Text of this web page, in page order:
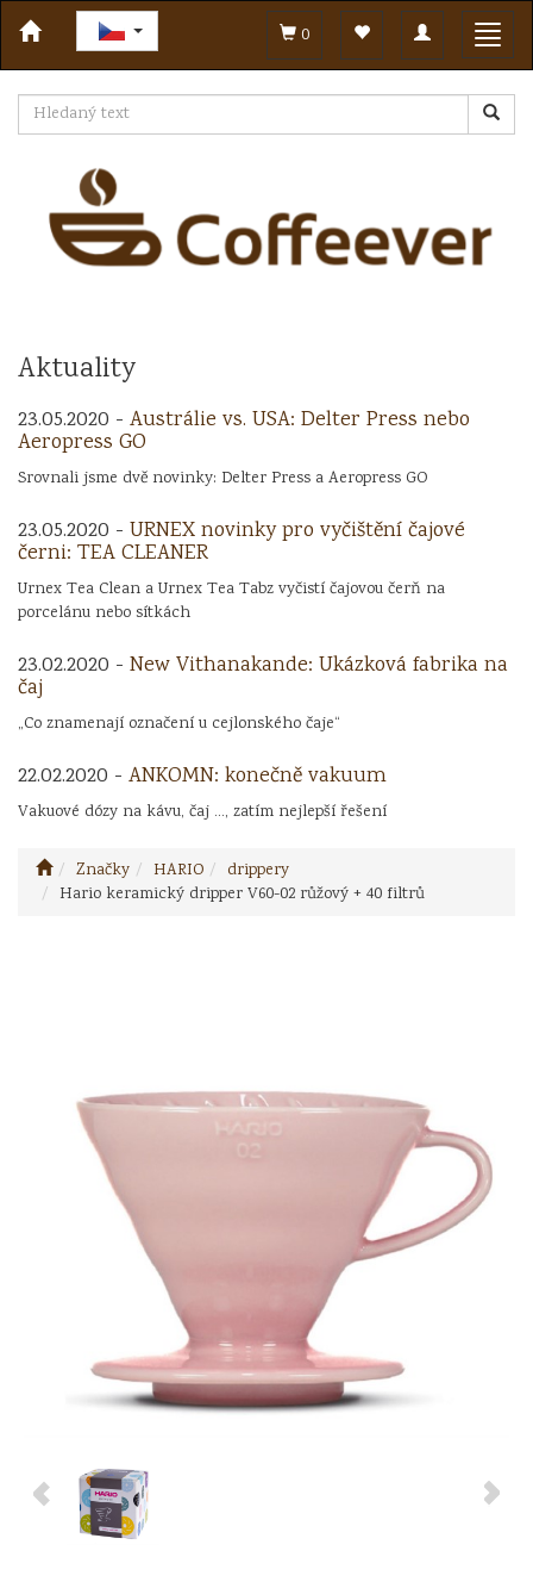
Toggle
navigation
0
Aktuality
23.05.2020 - Austrálie vs. USA: Delter Press nebo
Aeropress GO
Srovnali jsme dvě novinky: Delter Press a Aeropress GO
23.05.2020 - URNEX novinky pro vyčištění čajové
černi: TEA CLEANER
Urnex Tea Clean a Urnex Tea Tabz vyčistí čajovou čerň na
porcelánu nebo sítkách
23.02.2020 - New Vithanakande: Ukázková fabrika na
čaj
„Co znamenají označení u cejlonského čaje“
22.02.2020 - ANKOMN: konečně vakuum
Vakuové dózy na kávu, čaj ..., zatím nejlepší řešení
Značky HARIO
drippery
Hario keramický dripper V60-02 růžový + 40 filtrů